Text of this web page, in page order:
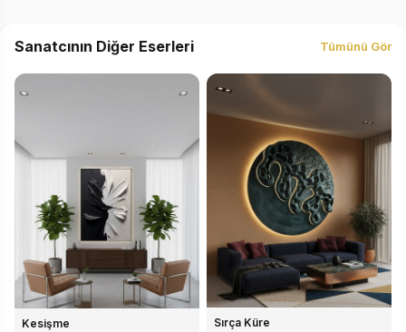
Sanatcının Diğer Eserleri Tümünü Gör
Kesişme Sırça Küre